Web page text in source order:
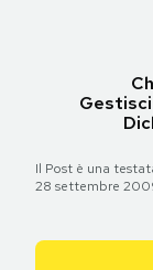
Il Post è una
28 settembre